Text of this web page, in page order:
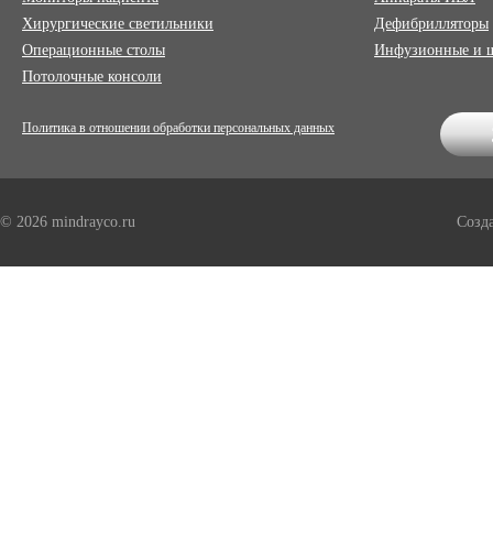
Хирургические светильники
Операционные столы
Потолочные консоли
Дефибрилляторы
Инфузионные и
Политика в отношении обработки персональных данных
© 2026 mindrayco.ru